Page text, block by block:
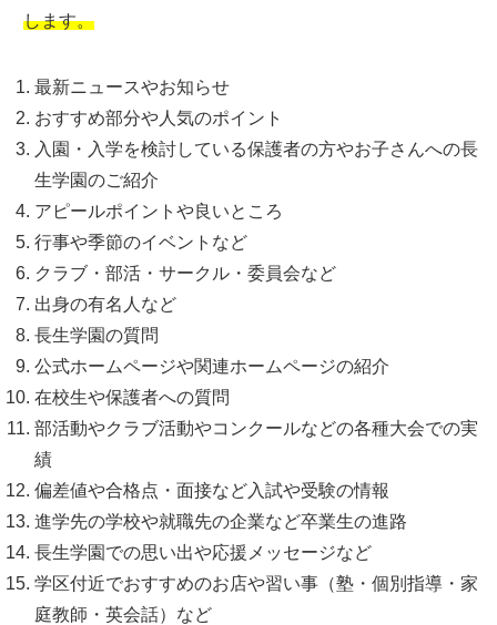
します。
最新ニュースやお知らせ
おすすめ部分や人気のポイント
入園・入学を検討している保護者の方やお子さんへの長
生学園のご紹介
アピールポイントや良いところ
行事や季節のイベントなど
クラブ・部活・サークル・委員会など
出身の有名人など
長生学園の質問
公式ホームページや関連ホームページの紹介
在校生や保護者への質問
部活動やクラブ活動やコンクールなどの各種大会での実
績
偏差値や合格点・面接など入試や受験の情報
進学先の学校や就職先の企業など卒業生の進路
長生学園での思い出や応援メッセージなど
学区付近でおすすめのお店や習い事（塾・個別指導・家
庭教師・英会話）など